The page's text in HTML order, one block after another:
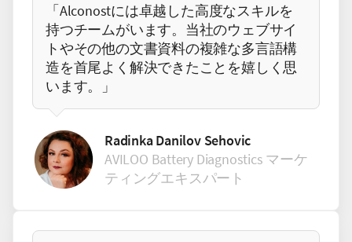
「Alconostには卓越した高度なスキルを
持つチームがいます。当社のウェブサイ
トやその他の文書資料の複雑な多言語構
造を首尾よく解決できたことを嬉しく思
います。」
Radinka Danilov Sehovic
AVILOO Battery Diagnostics マーケ
ティングエキスパート